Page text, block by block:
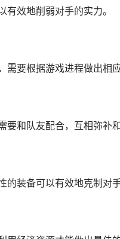
效地削弱对手的实力。
要根据游戏进程做出相
和队友配合，互相弥补和
装备可以有效地克制对手